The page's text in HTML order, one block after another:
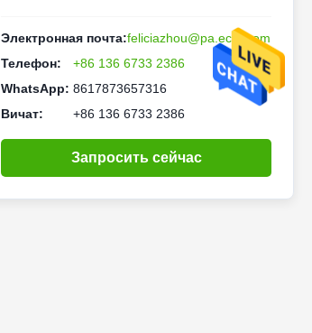
Электронная почта:feliciazhou@pa.ecer.com
Телефон:
+86 136 6733 2386
WhatsApp: 8617873657316
Вичат:
+86 136 6733 2386
Запросить сейчас